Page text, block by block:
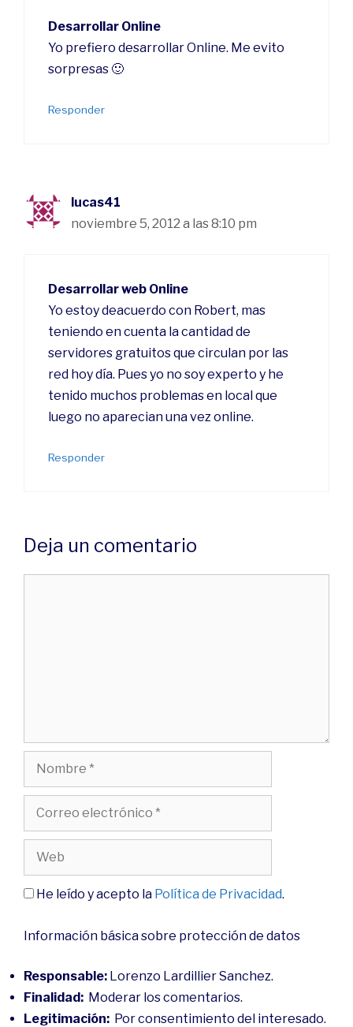
Desarrollar Online
Yo prefiero desarrollar Online. Me evito
sorpresas 🙂
Responder
lucas41
noviembre 5, 2012 a las 8:10 pm
Desarrollar web Online
Yo estoy deacuerdo con Robert, mas
teniendo en cuenta la cantidad de
servidores gratuitos que circulan por las
red hoy día. Pues yo no soy experto y he
tenido muchos problemas en local que
luego no aparecian una vez online.
Responder
Deja un comentario
He leído y acepto la Política de Privacidad.
Información básica sobre protección de datos
Responsable: Lorenzo Lardillier Sanchez.
Finalidad: Moderar los comentarios.
Legitimación: Por consentimiento del interesado.